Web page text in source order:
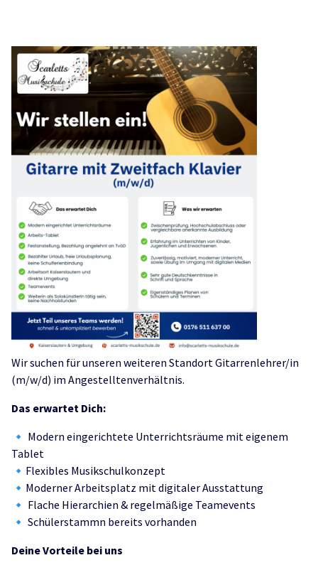
Wir suchen für unseren weiteren Standort Gitarrenlehrer/in
(m/w/d) im Angestelltenverhältnis.
Das erwartet Dich:
🔹 Modern eingerichtete Unterrichtsräume mit eigenem
Tablet
🔹Flexibles Musikschulkonzept
🔹Moderner Arbeitsplatz mit digitaler Ausstattung
🔹 Flache Hierarchien & regelmäßige Teamevents
🔹 Schülerstammn bereits vorhanden
Deine Vorteile bei uns